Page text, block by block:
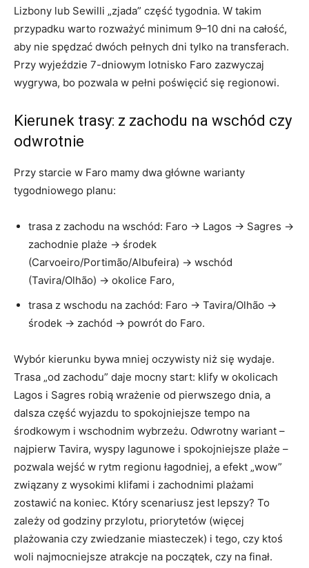
Lizbony lub Sewilli „zjada” część tygodnia. W takim
przypadku warto rozważyć minimum 9–10 dni na całość,
aby nie spędzać dwóch pełnych dni tylko na transferach.
Przy wyjeździe 7-dniowym lotnisko Faro zazwyczaj
wygrywa, bo pozwala w pełni poświęcić się regionowi.
Kierunek trasy: z zachodu na wschód czy
odwrotnie
Przy starcie w Faro mamy dwa główne warianty
tygodniowego planu:
trasa z zachodu na wschód: Faro → Lagos → Sagres →
zachodnie plaże → środek
(Carvoeiro/Portimão/Albufeira) → wschód
(Tavira/Olhão) → okolice Faro,
trasa z wschodu na zachód: Faro → Tavira/Olhão →
środek → zachód → powrót do Faro.
Wybór kierunku bywa mniej oczywisty niż się wydaje.
Trasa „od zachodu” daje mocny start: klify w okolicach
Lagos i Sagres robią wrażenie od pierwszego dnia, a
dalsza część wyjazdu to spokojniejsze tempo na
środkowym i wschodnim wybrzeżu. Odwrotny wariant –
najpierw Tavira, wyspy lagunowe i spokojniejsze plaże –
pozwala wejść w rytm regionu łagodniej, a efekt „wow”
związany z wysokimi klifami i zachodnimi plażami
zostawić na koniec. Który scenariusz jest lepszy? To
zależy od godziny przylotu, priorytetów (więcej
plażowania czy zwiedzanie miasteczek) i tego, czy ktoś
woli najmocniejsze atrakcje na początek, czy na finał.